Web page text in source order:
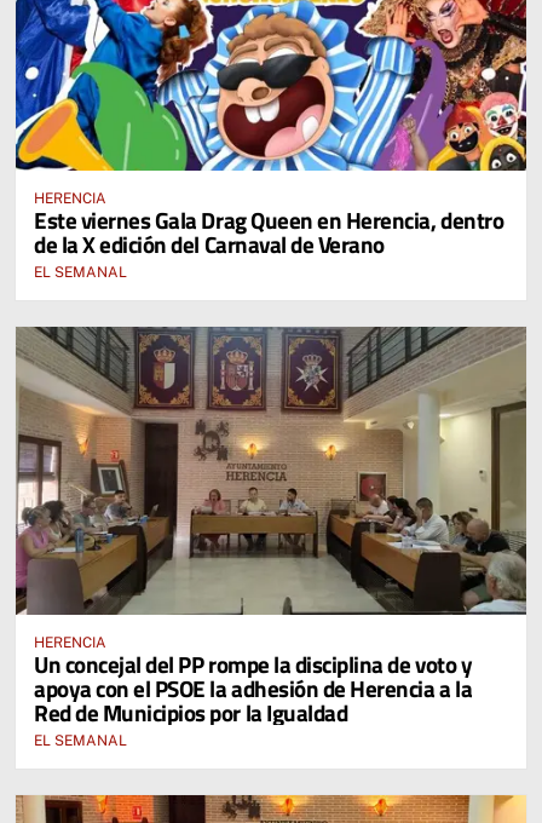
HERENCIA
Este viernes Gala Drag Queen en Herencia, dentro
de la X edición del Carnaval de Verano
EL SEMANAL
HERENCIA
Un concejal del PP rompe la disciplina de voto y
apoya con el PSOE la adhesión de Herencia a la
Red de Municipios por la Igualdad
EL SEMANAL